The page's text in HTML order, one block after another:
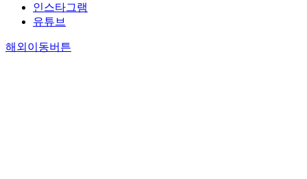
인스타그램
유튜브
해외이동버튼